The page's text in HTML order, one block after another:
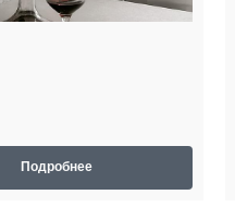
Подробнее